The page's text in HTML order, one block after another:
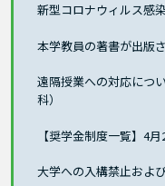
新型コロナウィルス感
本学教員の著書が出版
遠隔授業への対応につ
科）
【奨学金制度一覧】4
大学への入構禁止およ